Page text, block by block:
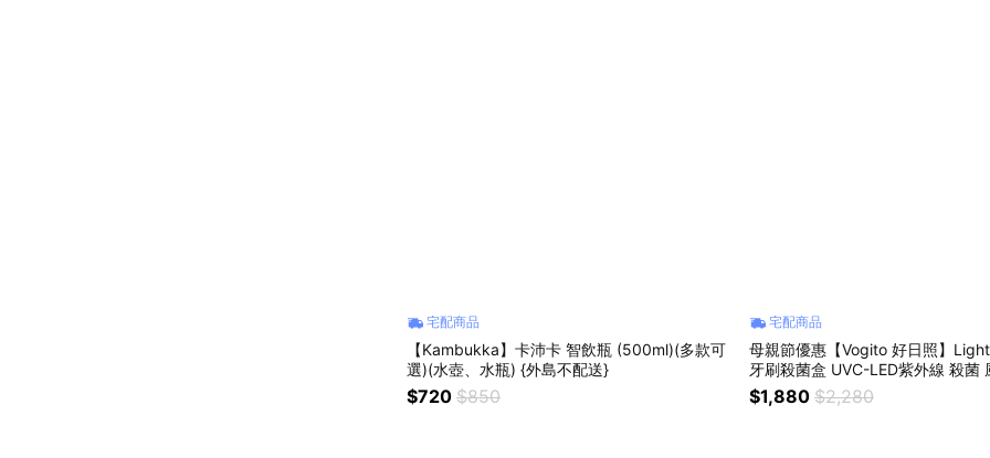
宅配商品
【Kambukka】卡沛卡 智飲瓶 (500ml)(多款可
選)(水壺、水瓶) {外島不配送}
$720 $850
宅配商品
母親節優惠【Vogito 好日照】
牙刷殺菌盒 UVC-LED紫外線 殺菌
刷/兒童牙刷/刮鬍刀皆可) {外島不
$1,880 $2,280